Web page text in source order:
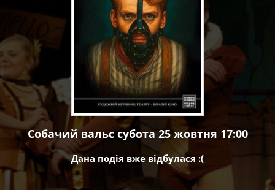
Собачий вальс субота 25 жовтня 17:00
Дана подія вже відбулася :(